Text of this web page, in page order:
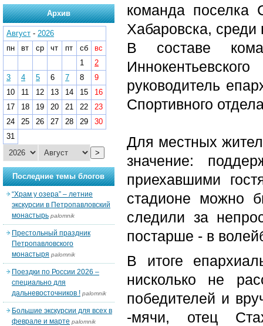
команда поселка
Хабаровска,
В составе
руководитель
Спортивного
Для местных
значение:
приехавшими
стадионе можно
следили за
постарше - в
В итоге
нисколько не
победителей и
-мячи, отец
Архив
Август - 2026
пн
вт ср чт пт сб
вс
1
2
3
4 5 6 7 8
9
10
11 12 13 14 15
16
17
18 19 20 21 22
23
24
25 26 27 28 29
30
31
>
Последние темы блогов
“Храм у озера” – летние
экскурсии в Петропавловский
монастырь palomnik
Престольный праздник
Петропавловского
монастыря palomnik
Поездки по России 2026 –
специально для
дальневосточников ! palomnik
Большие экскурсии для всех в
феврале и марте palomnik